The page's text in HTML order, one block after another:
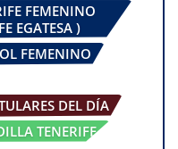
FEMENINO
EGATESA )
FEMENINO
DEL DÍA
TENERIFE